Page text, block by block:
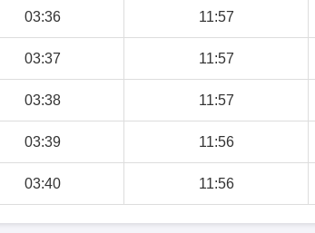
03:36 11:57
03:37 11:57
03:38 11:57
03:39 11:56
03:40 11:56